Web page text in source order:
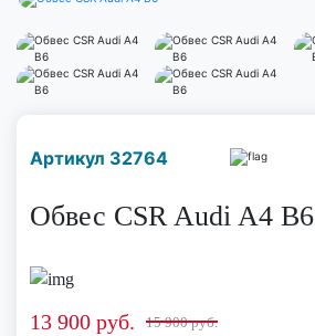
Артикул 32764
Обвес CSR Audi A4 B6
13 900 руб. 15 900 руб.